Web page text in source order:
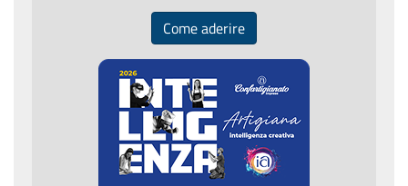
Come aderire